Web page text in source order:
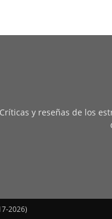
Críticas y reseñas de los
2026)